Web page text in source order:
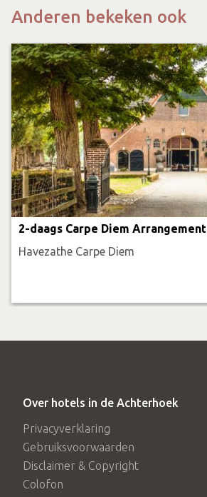
Anderen bekeken ook
2-daags Carpe Diem Arrangement
Havezathe Carpe Diem
Over hotels in de Achterhoek
Privacyverklaring
Gebruiksvoorwaarden
Disclaimer & Copyright
Colofon